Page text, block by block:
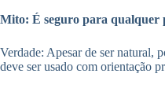
Mito: É seguro para qualquer
Verdade: Apesar de ser natural,
deve ser usado com orientação